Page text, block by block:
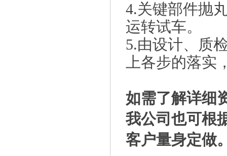
4.关键部件抛
运转试车。
5.由设计、质
上各步的落实
如需了解详细
我公司也可根
客户量身定做